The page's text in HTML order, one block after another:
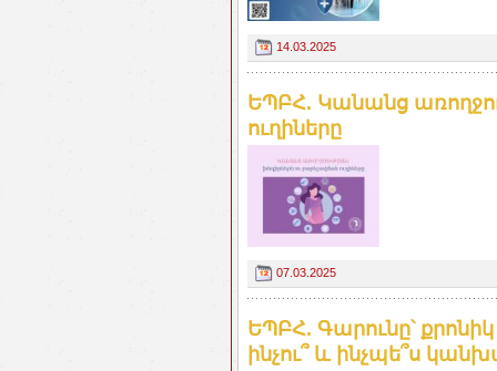
14.03.2025
ԵՊԲՀ. Կանանց
ուղիները
07.03.2025
ԵՊԲՀ. Գարունը՝
ինչու՞ և ինչպե՞ս